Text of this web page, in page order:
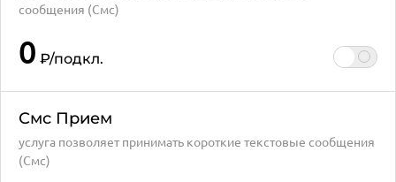
сообщения (Смс)
0 ₽/подкл.
Смс Прием
услуга позволяет принимать короткие текстовые сообщения
(Смс)